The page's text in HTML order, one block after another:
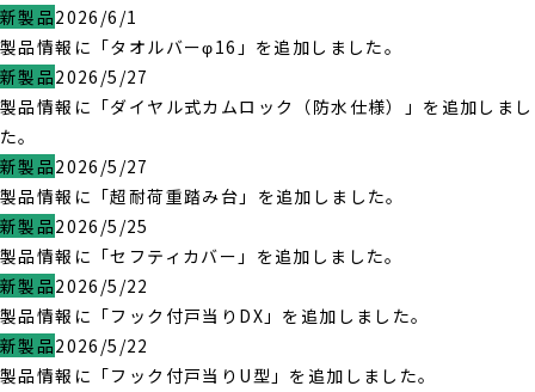
新製品2026/6/1
製品情報に「タオルバーφ16」を追加しました。
新製品2026/5/27
製品情報に「ダイヤル式カムロック（防水仕様）」を追加しまし
た。
新製品2026/5/27
製品情報に「超耐荷重踏み台」を追加しました。
新製品2026/5/25
製品情報に「セフティカバー」を追加しました。
新製品2026/5/22
製品情報に「フック付戸当りDX」を追加しました。
新製品2026/5/22
製品情報に「フック付戸当りU型」を追加しました。